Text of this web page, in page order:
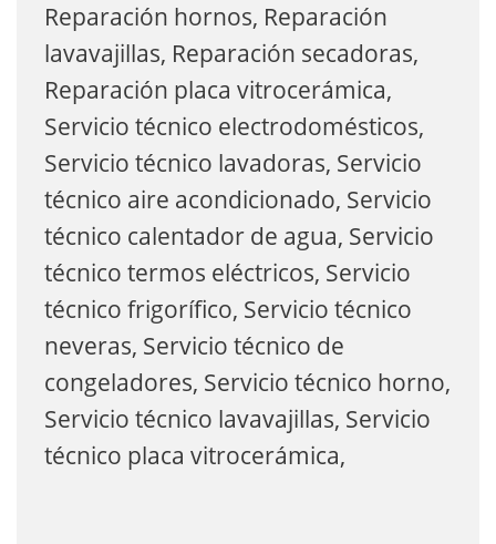
Reparación hornos, Reparación
lavavajillas, Reparación secadoras,
Reparación placa vitrocerámica,
Servicio técnico electrodomésticos,
Servicio técnico lavadoras, Servicio
técnico aire acondicionado, Servicio
técnico calentador de agua, Servicio
técnico termos eléctricos, Servicio
técnico frigorífico, Servicio técnico
neveras, Servicio técnico de
congeladores, Servicio técnico horno,
Servicio técnico lavavajillas, Servicio
técnico placa vitrocerámica,